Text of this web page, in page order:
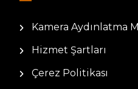
Kamera Aydınlatma
Hizmet Şartları
Çerez Politikası